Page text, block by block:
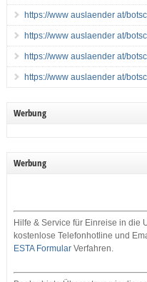
https://www auslaender at/
https://www auslaender at/
https://www auslaender at/
https://www auslaender at/
Werbung
Werbung
Hilfe & Service für Einreise in die
kostenlose Telefonhotline und
ESTA FormularVerfahren.